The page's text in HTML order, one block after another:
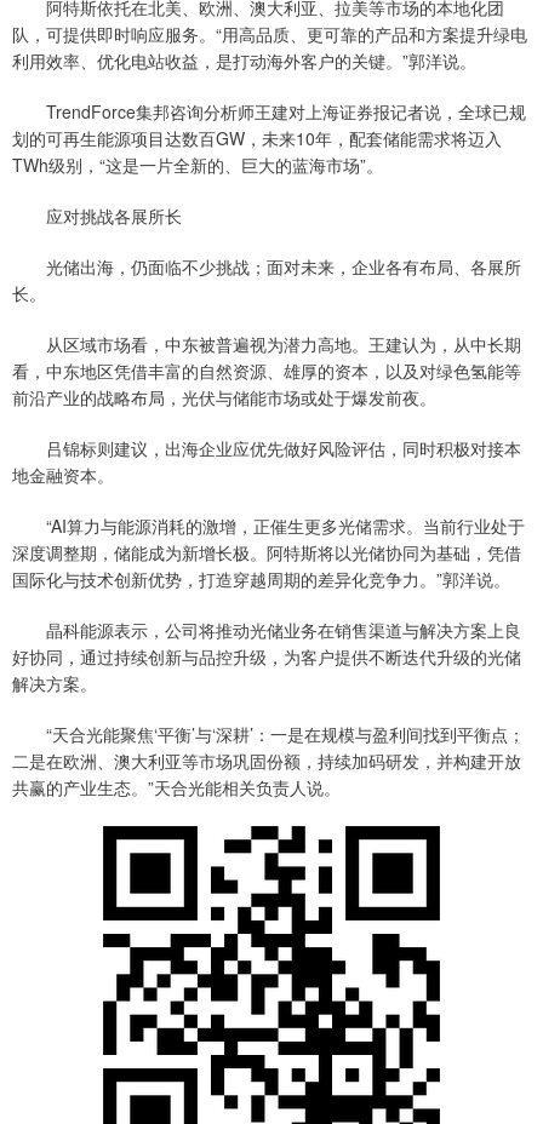
阿特斯依托在北美、欧洲、澳大利亚、拉美等市场的本地化团
队，可提供即时响应服务。“用高品质、更可靠的产品和方案提升绿电
利用效率、优化电站收益，是打动海外客户的关键。”郭洋说。
TrendForce集邦咨询分析师王建对上海证券报记者说，全球已规
划的可再生能源项目达数百GW，未来10年，配套储能需求将迈入
TWh级别，“这是一片全新的、巨大的蓝海市场”。
应对挑战各展所长
光储出海，仍面临不少挑战；面对未来，企业各有布局、各展所
长。
从区域市场看，中东被普遍视为潜力高地。王建认为，从中长期
看，中东地区凭借丰富的自然资源、雄厚的资本，以及对绿色氢能等
前沿产业的战略布局，光伏与储能市场或处于爆发前夜。
吕锦标则建议，出海企业应优先做好风险评估，同时积极对接本
地金融资本。
“AI算力与能源消耗的激增，正催生更多光储需求。当前行业处于
深度调整期，储能成为新增长极。阿特斯将以光储协同为基础，凭借
国际化与技术创新优势，打造穿越周期的差异化竞争力。”郭洋说。
晶科能源表示，公司将推动光储业务在销售渠道与解决方案上良
好协同，通过持续创新与品控升级，为客户提供不断迭代升级的光储
解决方案。
“天合光能聚焦‘平衡’与‘深耕’：一是在规模与盈利间找到平衡点；
二是在欧洲、澳大利亚等市场巩固份额，持续加码研发，并构建开放
共赢的产业生态。”天合光能相关负责人说。